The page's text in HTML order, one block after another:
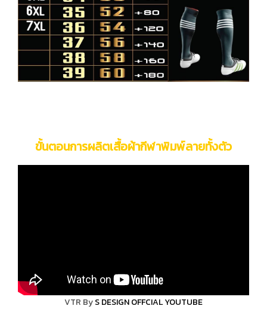
ขั้นตอนการผลิตเสื้อผ้ากีฬาพิมพ์ลายทั้งตัว
VTR ByS DESIGN OFFCIAL YOUTUBE